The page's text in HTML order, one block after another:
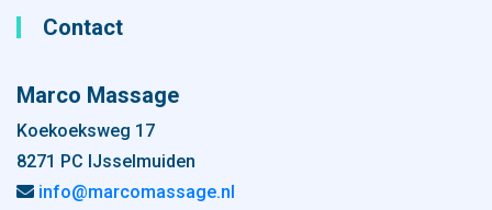
Contact
Marco Massage
Koekoeksweg 17
8271 PC IJsselmuiden
info@marcomassage.nl